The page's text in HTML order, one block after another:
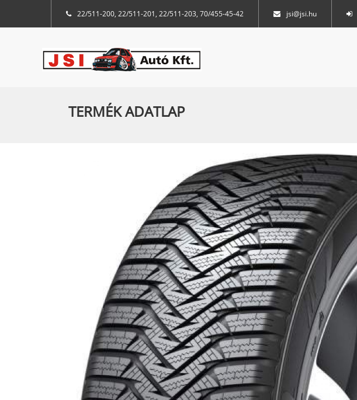
22/511-200, 22/511-201, 22/511-203, 70/455-45-42 jsi@jsi.hu
TERMÉK ADATLAP